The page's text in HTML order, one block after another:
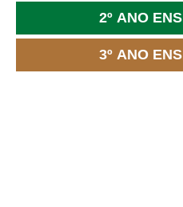
2º ANO
3º ANO